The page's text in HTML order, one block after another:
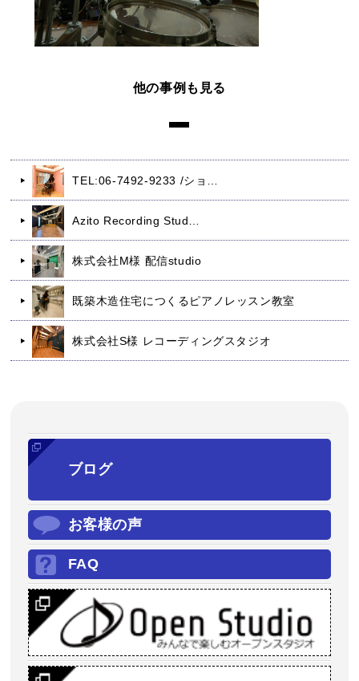
他の事例も見る
TEL:06-7492-9233 /ショ…
Azito Recording Stud…
株式会社M様 配信studio
既築木造住宅につくるピアノレッスン教室
株式会社S様 レコーディングスタジオ
ブログ
お客様の声
FAQ